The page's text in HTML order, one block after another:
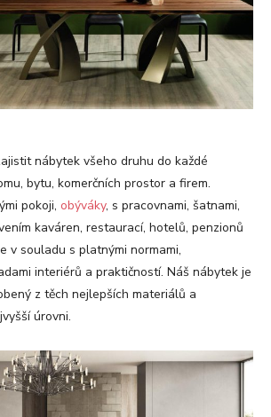
nábytek všeho druhu do každé
bytu, komerčních prostor a firem.
pokoji, obýváky, s pracovnami, šatnami,
kaváren, restaurací, hotelů, penzionů
v souladu s platnými normami,
interiérů a praktičností. Náš nábytek je
z těch nejlepších materiálů a
úrovni.